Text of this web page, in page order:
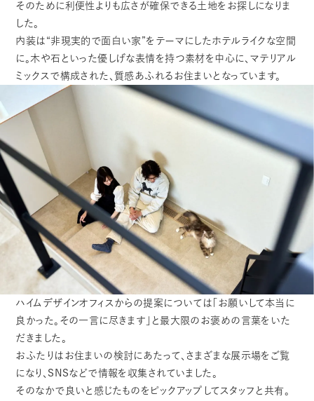
そのために利便性よりも広さが確保できる土地をお探しになりま
した。
内装は“非現実的で面白い家”をテーマにしたホテルライクな空間
に。木や石といった優しげな表情を持つ素材を中心に、マテリアル
ミックスで構成された、質感あふれるお住まいとなっています。
ハイムデザインオフィスからの提案については「お願いして本当に
良かった。その一言に尽きます」と最大限のお褒めの言葉をいた
だきました。
おふたりはお住まいの検討にあたって、さまざまな展示場をご覧
になり、SNSなどで情報を収集されていました。
そのなかで良いと感じたものをピックアップしてスタッフと共有。